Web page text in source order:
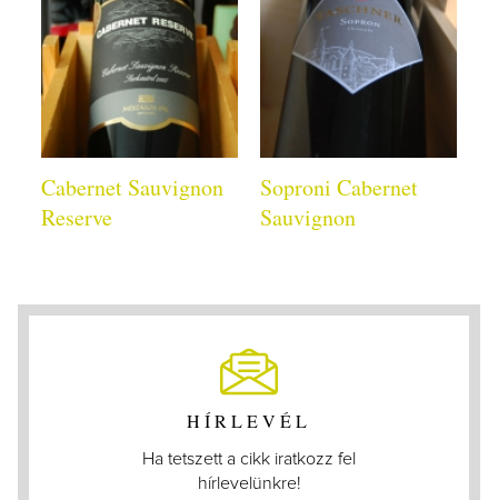
Cabernet Sauvignon
Reserve
Soproni Cabernet
Sauvignon
HÍRLEVÉL
Ha tetszett a cikk iratkozz fel
hírlevelünkre!